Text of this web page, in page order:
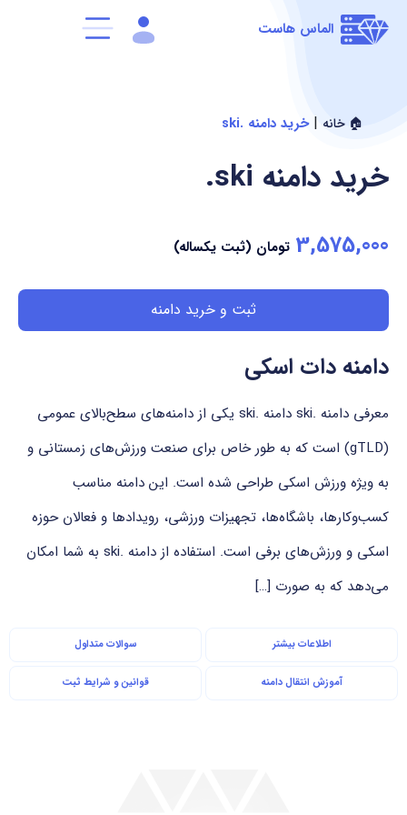
الماس هاست
🏠 خانه |خرید دامنه .ski
.ski خرید دامنه
3,575,000 تومان (ثبت یکساله)
ثبت و خرید دامنه
دامنه دات اسکی
معرفی دامنه .ski دامنه .ski یکی از دامنه‌های سطح‌بالای عمومی
(gTLD) است که به طور خاص برای صنعت ورزش‌های زمستانی و
به ویژه ورزش اسکی طراحی شده است. این دامنه مناسب
کسب‌وکارها، باشگاه‌ها، تجهیزات ورزشی، رویدادها و فعالان حوزه
اسکی و ورزش‌های برفی است. استفاده از دامنه .ski به شما امکان
می‌دهد که به صورت […]
اطلاعات بیشتر سوالات متداول
آموزش انتقال دامنه قوانین و شرایط ثبت